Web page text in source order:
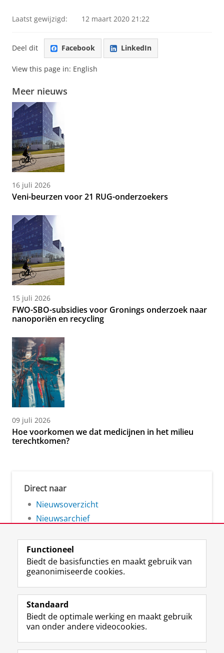
Laatst gewijzigd: 12 maart 2020 21:22
Deel dit Facebook LinkedIn
View this page in: English
Meer nieuws
16 juli 2026
Veni-beurzen voor 21 RUG-onderzoekers
15 juli 2026
FWO-SBO-subsidies voor Gronings onderzoek naar
nanoporiën en recycling
09 juli 2026
Hoe voorkomen we dat medicijnen in het milieu
terechtkomen?
Direct naar
Nieuwsoverzicht
Nieuwsarchief
Volg de RUG
F
a
e
b
o
L
i
k
e
I
R
S
-
f
e
I
n
t
r
Y
o
T
e
Studiekiezers
Functioneel
Biedt de basisfuncties en maakt gebruik van
geanonimiseerde cookies.
Standaard
Biedt de optimale werking en maakt gebruik
van onder andere videocookies.